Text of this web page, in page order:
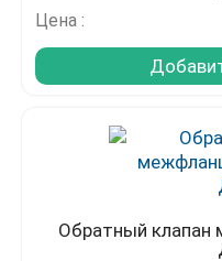
Цена :
Обратный клапан